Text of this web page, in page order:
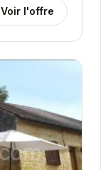
Voir l'offre